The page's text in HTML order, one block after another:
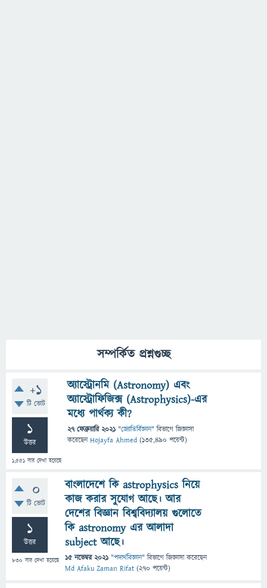
সম্পর্কিত প্রশ্নগুচ্ছ
+1
টি ভোট
1
উত্তর
1,551 বার দেখা হয়েছে
অ্যাস্ট্রোনমি (Astronomy) এবং
অ্যাস্ট্রোফিজিক্স (Astrophysics)-এর
মধ্যে পার্থক্য কী?
27 ফেব্রুয়ারি 2021 "জ্যোতির্বিজ্ঞান" বিভাগে জিজ্ঞাসা
করেছেনHojayfa Ahmed (135,490 পয়েন্ট)
0
টি ভোট
1
উত্তর
830 বার দেখা হয়েছে
বাংলাদেশে কি astrophysics নিয়ে
কাজ করার সুযোগ আছে। আর
দেশের বিজ্ঞান বিশ্ববিদ্যালয় গুলোতে
কি astronomy এর আলাদা
subject আছে।
15 নভেম্বর 2021 "পদার্থবিজ্ঞান" বিভাগে জিজ্ঞাসাকরেছেন
Md Afaku Zaman Rifat (270 পয়েন্ট)